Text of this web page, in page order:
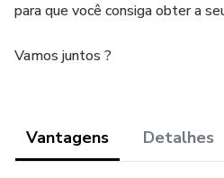
para que você consiga obter a
Vamos juntos ?
Vantagens Detalhes